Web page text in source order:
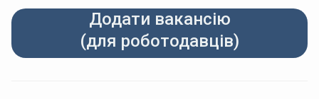
Додати вакансію
(для роботодавців)